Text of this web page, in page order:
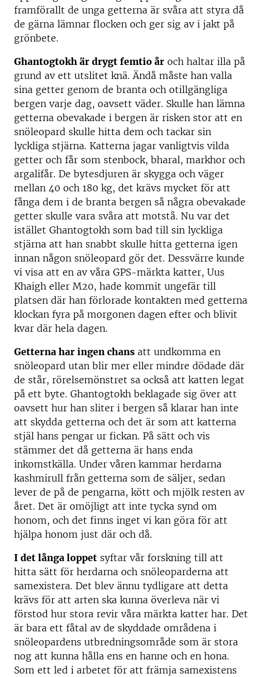
framförallt de unga getterna är svåra att styra då
de gärna lämnar flocken och ger sig av i jakt på
grönbete.
Ghantogtokh är drygt femtio år och haltar illa på
grund av ett utslitet knä. Ändå måste han valla
sina getter genom de branta och otillgängliga
bergen varje dag, oavsett väder. Skulle han lämna
getterna obevakade i bergen är risken stor att en
snöleopard skulle hitta dem och tackar sin
lyckliga stjärna. Katterna jagar vanligtvis vilda
getter och får som stenbock, bharal, markhor och
argalifår. De bytesdjuren är skygga och väger
mellan 40 och 180 kg, det krävs mycket för att
fånga dem i de branta bergen så några obevakade
getter skulle vara svåra att motstå. Nu var det
istället Ghantogtokh som bad till sin lyckliga
stjärna att han snabbt skulle hitta getterna igen
innan någon snöleopard gör det. Dessvärre kunde
vi visa att en av våra GPS-märkta katter, Uus
Khaigh eller M20, hade kommit ungefär till
platsen där han förlorade kontakten med getterna
klockan fyra på morgonen dagen efter och blivit
kvar där hela dagen.
Getterna har ingen chans att undkomma en
snöleopard utan blir mer eller mindre dödade där
de står, rörelsemönstret sa också att katten legat
på ett byte. Ghantogtokh beklagade sig över att
oavsett hur han sliter i bergen så klarar han inte
att skydda getterna och det är som att katterna
stjäl hans pengar ur fickan. På sätt och vis
stämmer det då getterna är hans enda
inkomstkälla. Under våren kammar herdarna
kashmirull från getterna som de säljer, sedan
lever de på de pengarna, kött och mjölk resten av
året. Det är omöjligt att inte tycka synd om
honom, och det finns inget vi kan göra för att
hjälpa honom just där och då.
I det långa loppet syftar vår forskning till att
hitta sätt för herdarna och snöleoparderna att
samexistera. Det blev ännu tydligare att detta
krävs för att arten ska kunna överleva när vi
förstod hur stora revir våra märkta katter har. Det
är bara ett fåtal av de skyddade områdena i
snöleopardens utbredningsområde som är stora
nog att kunna hålla ens en hanne och en hona.
Som ett led i arbetet för att främja samexistens